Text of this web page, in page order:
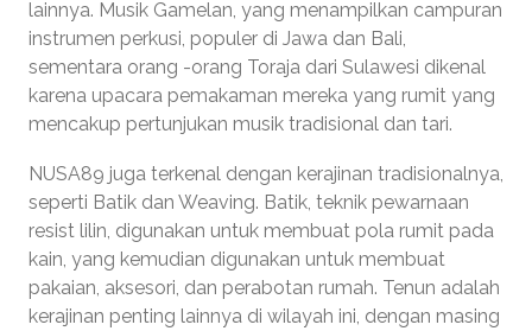
lainnya. Musik Gamelan, yang menampilkan campuran
instrumen perkusi, populer di Jawa dan Bali,
sementara orang -orang Toraja dari Sulawesi dikenal
karena upacara pemakaman mereka yang rumit yang
mencakup pertunjukan musik tradisional dan tari.
NUSA89 juga terkenal dengan kerajinan tradisionalnya,
seperti Batik dan Weaving. Batik, teknik pewarnaan
resist lilin, digunakan untuk membuat pola rumit pada
kain, yang kemudian digunakan untuk membuat
pakaian, aksesori, dan perabotan rumah. Tenun adalah
kerajinan penting lainnya di wilayah ini, dengan masing